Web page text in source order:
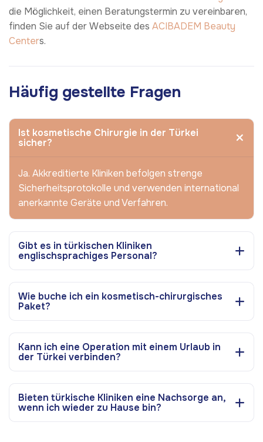
die Möglichkeit, einen Beratungstermin zu vereinbaren,
finden Sie auf der Webseite des ACIBADEM Beauty
Centers.
Häufig gestellte Fragen
Ist kosmetische Chirurgie in der Türkei
sicher?
Ja. Akkreditierte Kliniken befolgen strenge
Sicherheitsprotokolle und verwenden international
anerkannte Geräte und Verfahren.
Gibt es in türkischen Kliniken
englischsprachiges Personal?
Wie buche ich ein kosmetisch-chirurgisches
Paket?
Kann ich eine Operation mit einem Urlaub in
der Türkei verbinden?
Bieten türkische Kliniken eine Nachsorge an,
wenn ich wieder zu Hause bin?